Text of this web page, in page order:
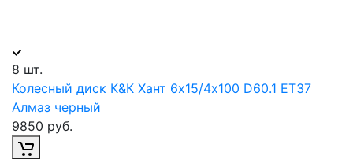
8 шт.
Колесный диск К&К Хант 6х15/4х100 D60.1 ET37
Алмаз черный
9850 руб.